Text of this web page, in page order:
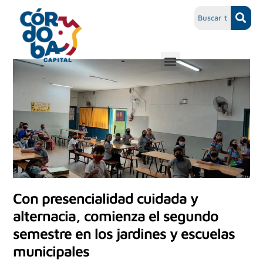
Con presencialidad cuidada y
alternacia, comienza el segundo
semestre en los jardines y escuelas
municipales